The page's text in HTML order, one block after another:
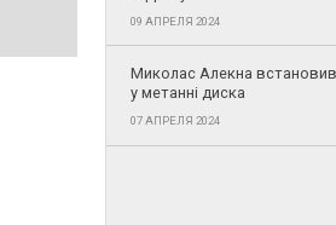
09 АПРЕЛЯ 2024
Миколас Алекна
у метанні диска
07 АПРЕЛЯ 2024